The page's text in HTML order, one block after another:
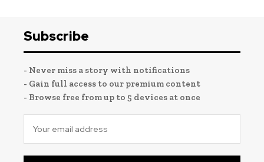
Subscribe
- Never miss a story with notifications
- Gain full access to our premium content
- Browse free from up to 5 devices at once